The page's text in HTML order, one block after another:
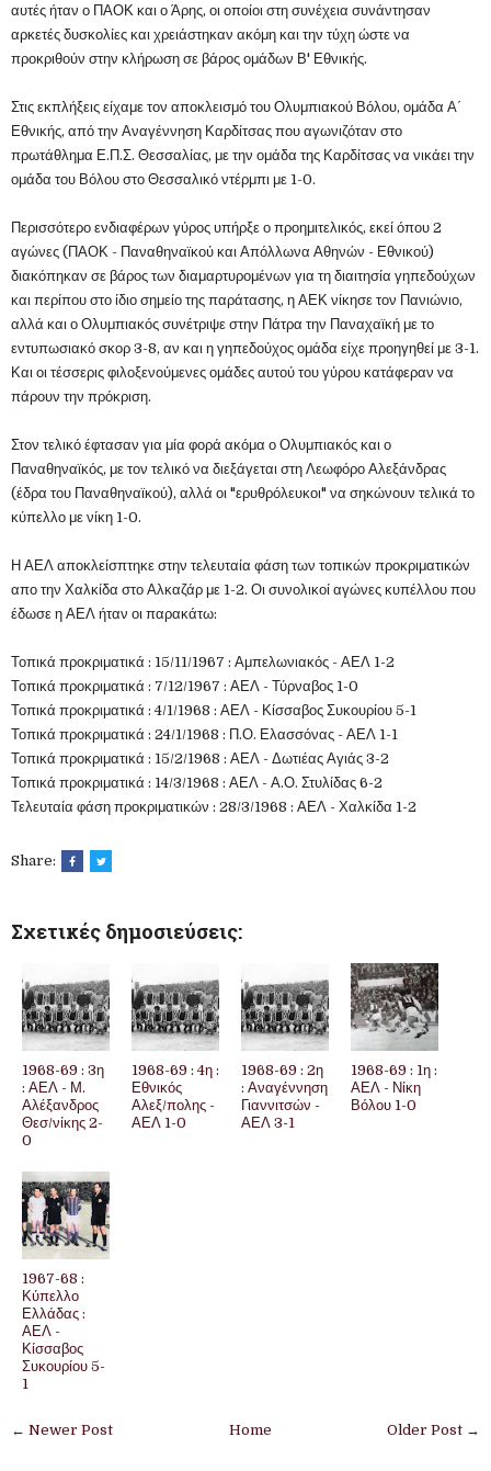
αυτές ήταν ο ΠΑΟΚ και ο Άρης, οι οποίοι στη συνέχεια συνάντησαν
αρκετές δυσκολίες και χρειάστηκαν ακόμη και την τύχη ώστε να
προκριθούν στην κλήρωση σε βάρος ομάδων Β' Εθνικής.
Στις εκπλήξεις είχαμε τον αποκλεισμό του Ολυμπιακού Βόλου, ομάδα Α΄
Εθνικής, από την Αναγέννηση Καρδίτσας που αγωνιζόταν στο
πρωτάθλημα Ε.Π.Σ. Θεσσαλίας, με την ομάδα της Καρδίτσας να νικάει την
ομάδα του Βόλου στο Θεσσαλικό ντέρμπι με 1-0.
Περισσότερο ενδιαφέρων γύρος υπήρξε ο προημιτελικός, εκεί όπου 2
αγώνες (ΠΑΟΚ - Παναθηναϊκού και Απόλλωνα Αθηνών - Εθνικού)
διακόπηκαν σε βάρος των διαμαρτυρομένων για τη διαιτησία γηπεδούχων
και περίπου στο ίδιο σημείο της παράτασης, η ΑΕΚ νίκησε τον Πανιώνιο,
αλλά και ο Ολυμπιακός συνέτριψε στην Πάτρα την Παναχαϊκή με το
εντυπωσιακό σκορ 3-8, αν και η γηπεδούχος ομάδα είχε προηγηθεί με 3-1.
Και οι τέσσερις φιλοξενούμενες ομάδες αυτού του γύρου κατάφεραν να
πάρουν την πρόκριση.
Στον τελικό έφτασαν για μία φορά ακόμα ο Ολυμπιακός και ο
Παναθηναϊκός, με τον τελικό να διεξάγεται στη Λεωφόρο Αλεξάνδρας
(έδρα του Παναθηναϊκού), αλλά οι "ερυθρόλευκοι" να σηκώνουν τελικά το
κύπελλο με νίκη 1-0.
Η ΑΕΛ αποκλείσπτηκε στην τελευταία φάση των τοπικών προκριματικών
απο την Χαλκίδα στο Αλκαζάρ με 1-2. Οι συνολικοί αγώνες κυπέλλου που
έδωσε η ΑΕΛ ήταν οι παρακάτω:
Τοπικά προκριματικά : 15/11/1967 : Αμπελωνιακός - ΑΕΛ 1-2
Τοπικά προκριματικά : 7/12/1967 : ΑΕΛ - Τύρναβος 1-0
Τοπικά προκριματικά : 4/1/1968 : ΑΕΛ - Κίσσαβος Συκουρίου 5-1
Τοπικά προκριματικά : 24/1/1968 : Π.Ο. Ελασσόνας - ΑΕΛ 1-1
Τοπικά προκριματικά : 15/2/1968 : ΑΕΛ - Δωτιέας Αγιάς 3-2
Τοπικά προκριματικά : 14/3/1968 : ΑΕΛ - Α.Ο. Στυλίδας 6-2
Τελευταία φάση προκριματικών : 28/3/1968 : ΑΕΛ - Χαλκίδα 1-2
Share:
Σχετικές δημοσιεύσεις:
1968-69 : 3η
: ΑΕΛ - Μ.
Αλέξανδρος
Θεσ/νίκης 2-
0
1968-69 : 4η :
Εθνικός
Αλεξ/πολης -
ΑΕΛ 1-0
1968-69 : 2η
: Αναγέννηση
Γιαννιτσών -
ΑΕΛ 3-1
1968-69 : 1η :
ΑΕΛ - Νίκη
Βόλου 1-0
1967-68 :
Κύπελλο
Ελλάδας :
ΑΕΛ -
Κίσσαβος
Συκουρίου 5-
1
← Newer Post Older Post →
Home